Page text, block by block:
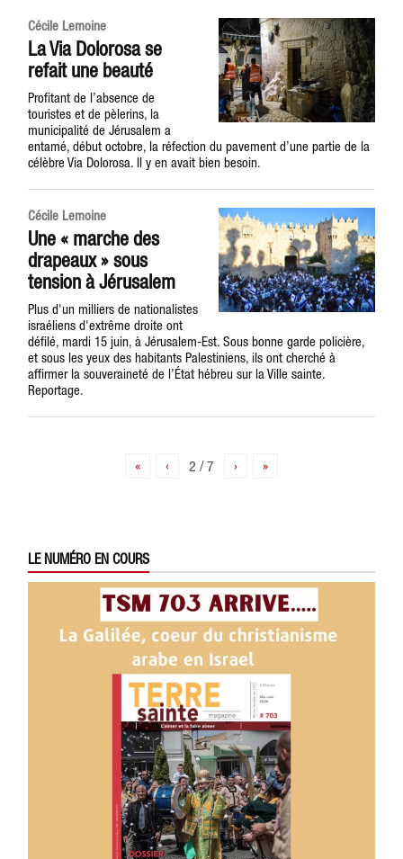
Cécile Lemoine
La Via Dolorosa se
refait une beauté
Profitant de l’absence de
touristes et de pèlerins, la
municipalité de Jérusalem a
entamé, début octobre, la réfection du pavement d’une partie de la
célèbre Via Dolorosa. Il y en avait bien besoin.
Cécile Lemoine
Une « marche des
drapeaux » sous
tension à Jérusalem
Plus d'un milliers de nationalistes
israéliens d'extrême droite ont
défilé, mardi 15 juin, à Jérusalem-Est. Sous bonne garde policière,
et sous les yeux des habitants Palestiniens, ils ont cherché à
affirmer la souveraineté de l’État hébreu sur la Ville sainte.
Reportage.
« ‹ 2 / 7 › »
LE NUMÉRO EN COURS